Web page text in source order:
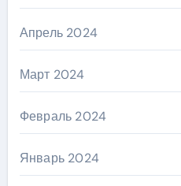
Апрель 2024
Март 2024
Февраль 2024
Январь 2024